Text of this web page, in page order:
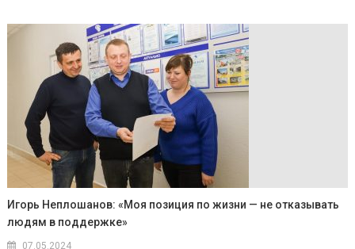
Игорь Неплошанов: «Моя позиция по жизни — не отказывать
людям в поддержке»
07.05.2024